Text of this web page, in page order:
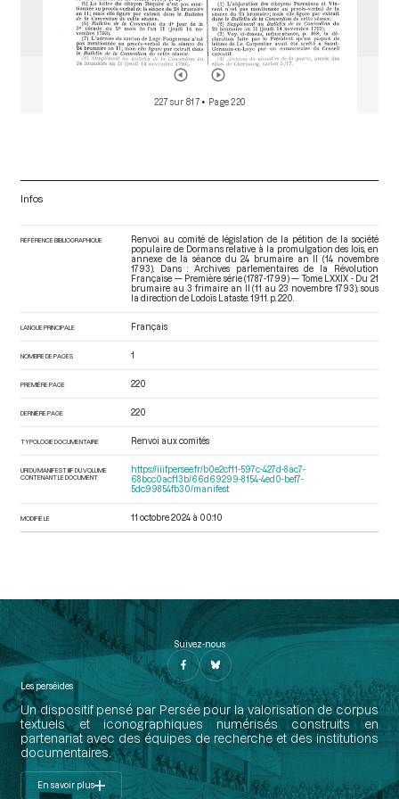
227 sur 817 • Page 220
Infos
RÉFÉRENCE BIBLIOGRAPHIQUE
Renvoi au comité de législation de la pétition de la société
populaire de Dormans relative à la promulgation des lois, en
annexe de la séance du 24 brumaire an II (14 novembre
1793). Dans : Archives parlementaires de la Révolution
Française — Première série (1787-1799) — Tome LXXIX - Du 21
brumaire au 3 frimaire an II (11 au 23 novembre 1793), sous
la direction de Lodoïs Lataste. 1911. p. 220.
LANGUE PRINCIPALE Français
NOMBRE DE PAGES 1
PREMIÈRE PAGE 220
DERNIÈRE PAGE 220
TYPOLOGIE DOCUMENTAIRE Renvoi aux comités
URI DU MANIFEST IIIF DU VOLUME
CONTENANT LE DOCUMENT
https://iiif.persee.fr/b0e2cf11-597c-427d-8ac7-
68bcc0acf13b/66d69299-8154-4ed0-bef7-
5dc99854fb30/manifest
MODIFIÉ LE 11 octobre 2024 à 00:10
Suivez-nous
Les perséides
Un dispositif pensé par Persée pour la valorisation de corpus
textuels et iconographiques numérisés construits en
partenariat avec des équipes de recherche et des institutions
documentaires.
En savoir plus